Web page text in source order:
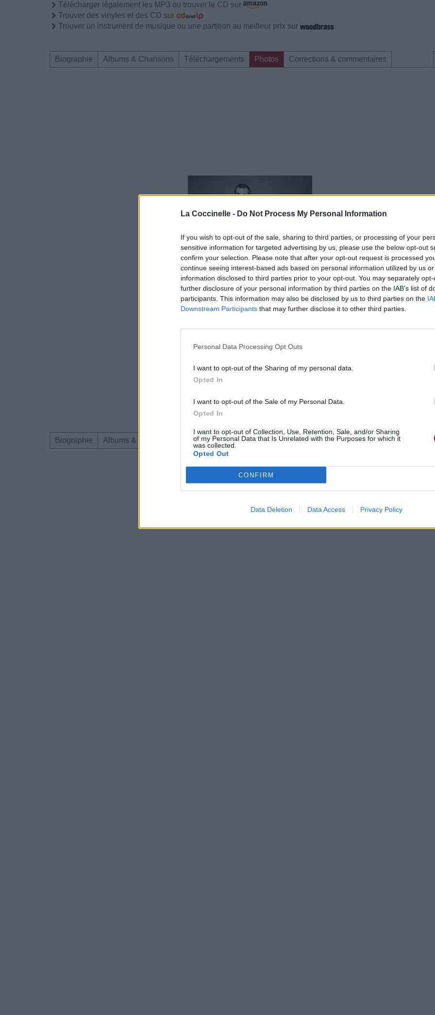
La Coccinelle - Do Not Process My Personal Information
If you wish to opt-out of the sale, sharing to third parties, or processing of your
sensitive information for targeted advertising by us, please use the below opt-out
confirm your selection. Please note that after your opt-out request is processed
continue seeing interest-based ads based on personal information utilized by us
information disclosed to third parties prior to your opt-out. You may separately
further disclosure of your personal information by third parties on the IAB’s list of
participants. This information may also be disclosed by us to third parties on the
Downstream Participants that may further disclose it to other third parties.
Personal Data Processing Opt Outs
I want to opt-out of the Sharing of my personal data.
Opted In
I want to opt-out of the Sale of my Personal Data.
Opted In
I want to opt-out of Collection, Use, Retention, Sale, and/or Sharing
of my Personal Data that Is Unrelated with the Purposes for which it
was collected.
Opted Out
CONFIRM
Data Deletion Data Access Privacy Policy
Télécharger légalement les MP3 ou trouver le CD sur
Trouver des vinyles et des CD sur
Trouver un instrument de musique ou une partition au meilleur prix sur
Biographie Albums & Chansons Téléchargements Photos Corrections & commentaires
Biographie Albums & Chansons Téléchargements Photos Corrections & commentaires
Dire «merci» pour cette traduction Corriger une erreur